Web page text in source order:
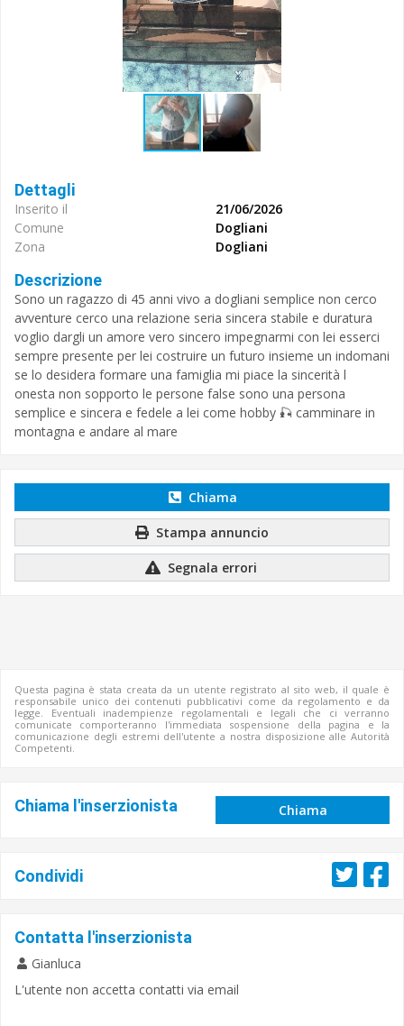
Dettagli
Inserito il
21/06/2026
Comune
Dogliani
Zona
Dogliani
Descrizione
Sono un ragazzo di 45 anni vivo a dogliani semplice non cerco
avventure cerco una relazione seria sincera stabile e duratura
voglio dargli un amore vero sincero impegnarmi con lei esserci
sempre presente per lei costruire un futuro insieme un indomani
se lo desidera formare una famiglia mi piace la sincerità l
onesta non sopporto le persone false sono una persona
semplice e sincera e fedele a lei come hobby 🎣 camminare in
montagna e andare al mare
Chiama
Stampa annuncio
Segnala errori
Questa pagina è stata creata da un utente registrato al sito web, il quale è
responsabile unico dei contenuti pubblicativi come da regolamento e da
legge. Eventuali inadempienze regolamentali e legali che ci verranno
comunicate comporteranno l'immediata sospensione della pagina e la
comunicazione degli estremi dell'utente a nostra disposizione alle Autorità
Competenti.
Chiama l'inserzionista Chiama
Condividi
Contatta l'inserzionista
Gianluca
L'utente non accetta contatti via email